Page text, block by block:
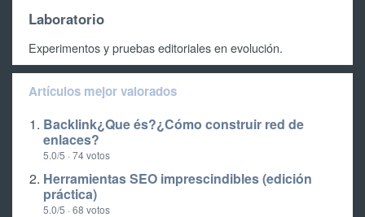
Laboratorio
Experimentos y pruebas editoriales en evolución.
Artículos mejor valorados
Backlink¿Que és?¿Cómo construir red de
enlaces?
5.0/5 · 74 votos
Herramientas SEO imprescindibles (edición
práctica)
5.0/5 · 68 votos